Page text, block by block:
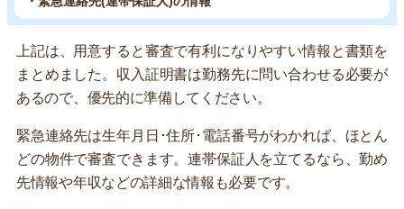
上記は、用意すると審査で有利になりやすい情報と書類を
まとめました。収入証明書は勤務先に問い合わせる必要が
あるので、優先的に準備してください。
緊急連絡先は生年月日･住所･電話番号がわかれば、ほとん
どの物件で審査できます。連帯保証人を立てるなら、勤め
先情報や年収などの詳細な情報も必要です。